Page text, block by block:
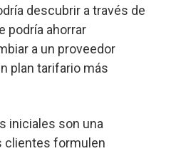
descubrir a través de
podría ahorrar
a un proveedor
plan tarifario más
iniciales son una
clientes formulen